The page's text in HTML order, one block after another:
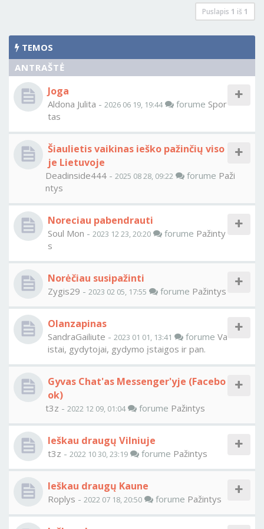
Puslapis 1 iš 1
TEMOS
ANTRAŠTĖ
Joga
Aldona Julita - 2026 06 19, 19:44 forume Spor
tas
Šiaulietis vaikinas ieško pažinčių viso
je Lietuvoje
Deadinside444 - 2025 08 28, 09:22 forume Paži
ntys
Noreciau pabendrauti
Soul Mon - 2023 12 23, 20:20 forume Pažinty
s
Norėčiau susipažinti
Zygis29 - 2023 02 05, 17:55 forume Pažintys
Olanzapinas
SandraGailiute - 2023 01 01, 13:41 forume Va
istai, gydytojai, gydymo įstaigos ir pan.
Gyvas Chat'as Messenger'yje (Facebo
ok)
t3z - 2022 12 09, 01:04 forume Pažintys
Ieškau draugų Vilniuje
t3z - 2022 10 30, 23:19 forume Pažintys
Ieškau draugų Kaune
Roplys - 2022 07 18, 20:50 forume Pažintys